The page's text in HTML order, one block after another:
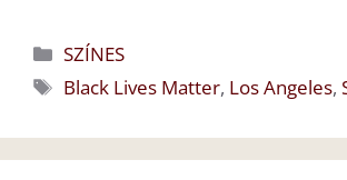
Kategória
SZÍNES
Címkék
Black Lives Matter, Los Angeles,